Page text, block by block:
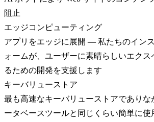
阻止
エッジコンピューティング
アプリをエッジに展開 — 私たちのイン
ォームが、ユーザーに素晴らしいエク
るための開発を支援します
キーバリューストア
最も高速なキーバリューストアでありな
ータベースツールと同じくらい簡単に使